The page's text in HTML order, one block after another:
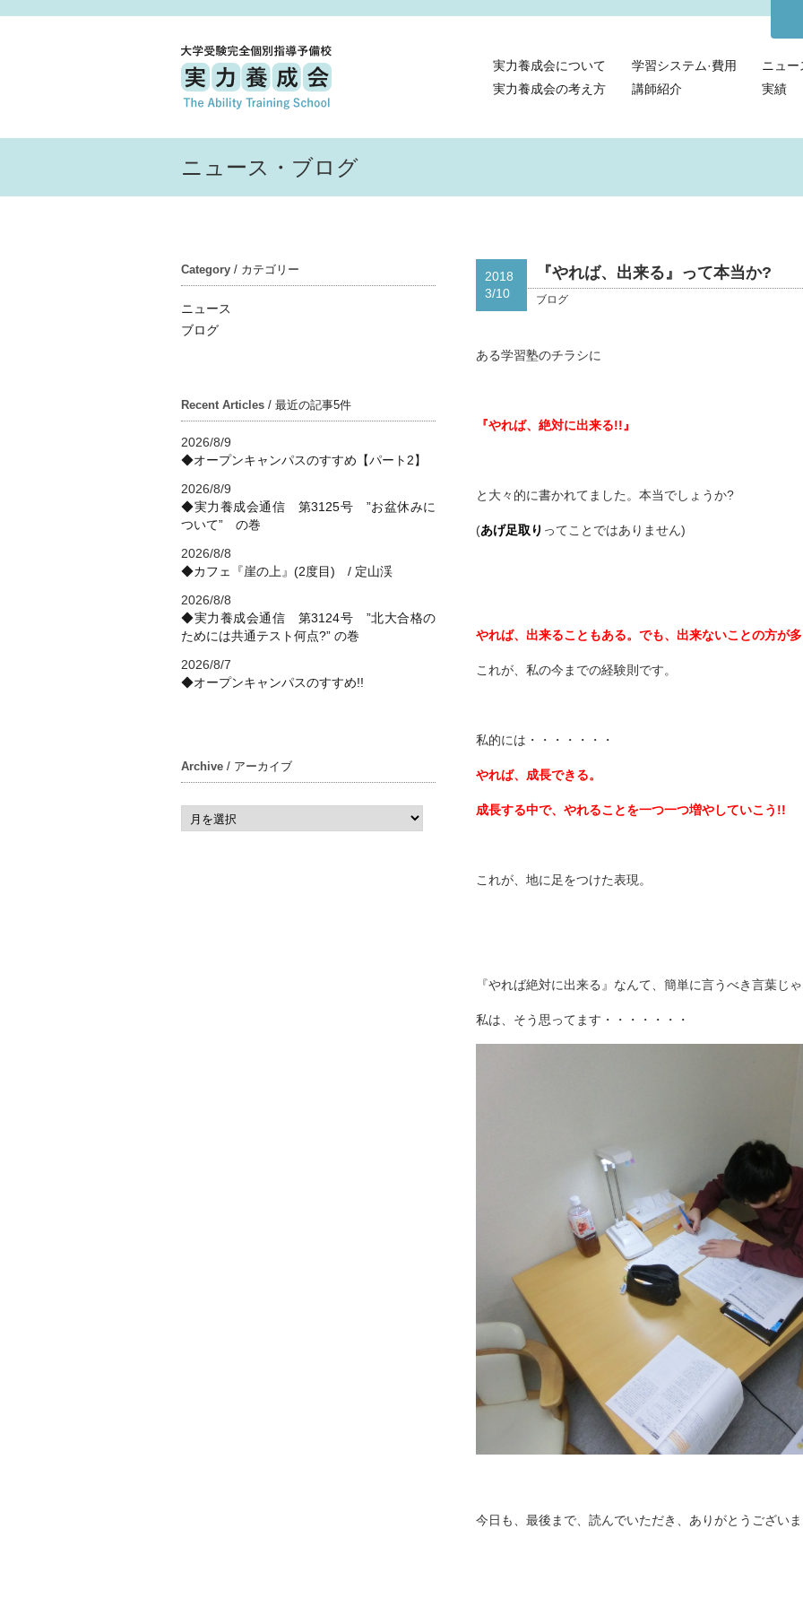
実力養成会について 学習システム·費用
ニュー
実力養成会の考え方
講師紹介 実績
ニュース・ブログ
Category / カテゴリー
ニュース
ブログ
Recent Articles / 最近の記事5件
2026/8/9
◆オープンキャンパスのすすめ【パート2】
2026/8/9
◆実力養成会通信 第3125号 ”お盆休みに
ついて” の巻
2026/8/8
◆カフェ『崖の上』(2度目) / 定山渓
2026/8/8
◆実力養成会通信 第3124号 ”北大合格の
ためには共通テスト何点?” の巻
2026/8/7
◆オープンキャンパスのすすめ!!
Archive / アーカイブ
2018
3/10
『やれば、出来る』って本当か?
ブログ
ある学習塾のチラシに
『やれば、絶対に出来る!!』
と大々的に書かれてました。本当でしょうか?
(あげ足取り ってことではありません)
やれば、出来ることもある。でも、出来ないことの方が
これが、私の今までの経験則です。
私的には・・・・・・・
やれば、成長できる。
成長する中で、やれることを一つ一つ増やしていこう!!
これが、地に足をつけた表現。
『やれば絶対に出来る』なんて、簡単に言うべき言葉じ
私は、そう思ってます・・・・・・・
今日も、最後まで、読んでいただき、ありがとうござい